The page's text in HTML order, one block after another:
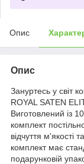
Опис
Опис
Зануртесь у світ
ROYAL SATEN
Виготовлений із
комплект
відчуття м'якості
комплект має
подарунковій